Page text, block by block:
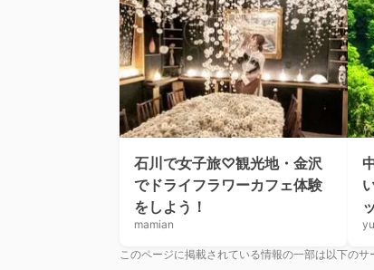
石川で女子旅♡観光地・金沢
でドライフラワーカフェ体験
をしよう！
mamian
このページに掲載されている情報の一部は以下の